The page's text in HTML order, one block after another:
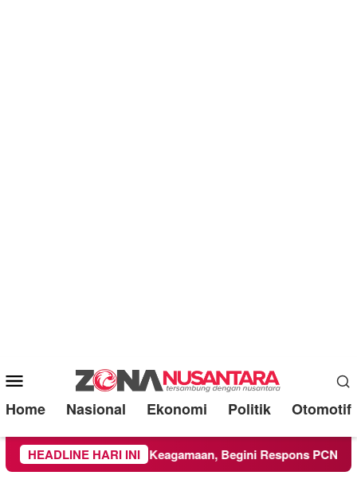
Mobile
Menu
Home Nasional Ekonomi Politik Otomotif
HEADLINE HARI INI
Kegiatan Keagamaan, Begini Respons PCNU dan Kampus